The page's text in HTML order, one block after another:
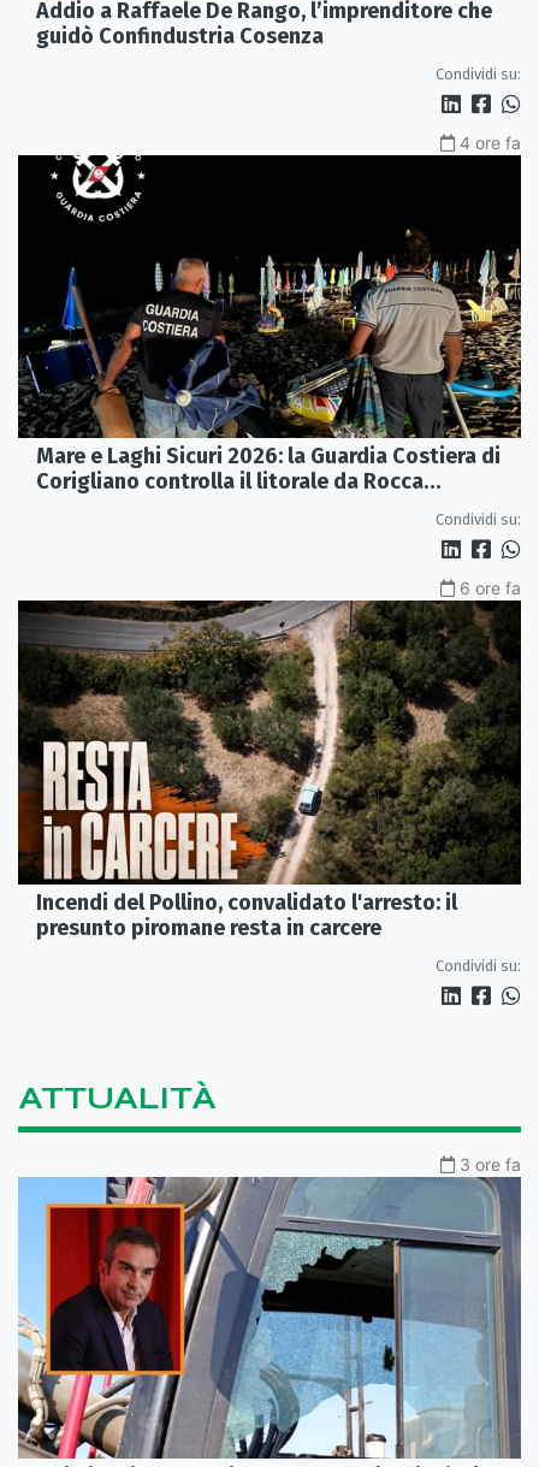
Addio a Raffaele De Rango, l’imprenditore che
guidò Confindustria Cosenza
Condividi su:
4 ore fa
Mare e Laghi Sicuri 2026: la Guardia Costiera di
Corigliano controlla il litorale da Rocca
Condividi su:
6 ore fa
Incendi del Pollino, convalidato l'arresto: il
presunto piromane resta in carcere
Condividi su:
ATTUALITÀ
3 ore fa